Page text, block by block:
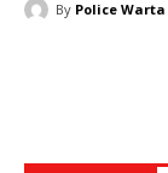
By Police Warta